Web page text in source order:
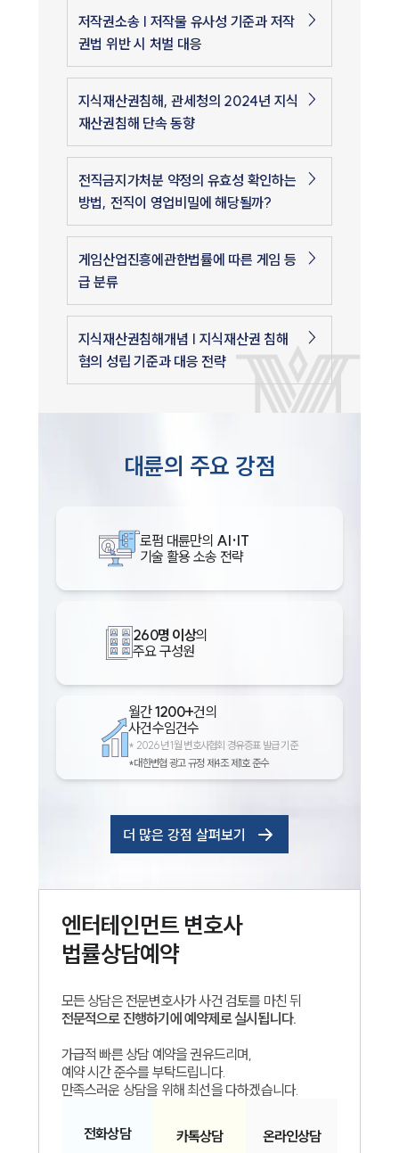
저작권소송 | 저작물 유사성 기준과 저작
권법 위반 시 처벌 대응
지식재산권침해, 관세청의 2024년 지식
재산권침해 단속 동향
전직금지가처분 약정의 유효성 확인하는
방법, 전직이 영업비밀에 해당될까?
게임산업진흥에관한법률에 따른 게임 등
급 분류
지식재산권침해개념 | 지식재산권 침해
혐의 성립 기준과 대응 전략
대륜의 주요 강점
로펌 대륜만의 AI·IT
기술 활용 소송 전략
260명 이상의
주요 구성원
월간1200+건의
사건수임건수
* 2026년 1월 변호사협회 경유증표 발급 기준
*대한변협 광고 규정 제4조 제1호 준수
더 많은 강점 살펴보기
엔터테인먼트변호사
법률상담예약
모든 상담은 전문변호사가 사건 검토를 마친 뒤
전문적으로 진행하기에 예약제로 실시됩니다.
가급적 빠른 상담 예약을 권유드리며,
예약 시간 준수를 부탁드립니다.
만족스러운 상담을 위해 최선을 다하겠습니다.
전화상담 카톡상담 온라인상담